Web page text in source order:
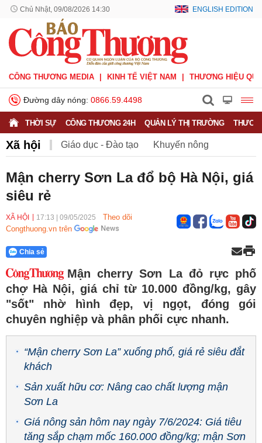
Chủ Nhật, 09/08/2026 14:30 ENGLISH EDITION
CÔNG THƯƠNG MEDIA KINH TẾ VIỆT NAM THƯƠNG HIỆU
Đường dây nóng: 0866.59.4498
THỜI SỰ CÔNG THƯƠNG 24H QUẢN LÝ THỊ TRƯỜNG
Xã hội Giáo dục - Đào tạo Khuyến nông
Nông nghiệp - nông thôn
Phát triển bền vững
Mận cherry Sơn La đổ bộ Hà Nội, giá
siêu rẻ
XÃ HỘI 17:13 09/05/2025
Theo dõi
Congthuong.vn trên
Chia sẻ
Mận cherry Sơn La đỏ rực phố
chợ Hà Nội, giá chỉ từ 10.000 đồng/kg, gây
"sốt" nhờ hình đẹp, vị ngọt, đóng gói
chuyên nghiệp và phân phối cực nhanh.
“Mận cherry Sơn La” xuống phố, giá rẻ siêu đắt
khách
Sản xuất hữu cơ: Nâng cao chất lượng mận
Sơn La
Giá nông sản hôm nay ngày 7/6/2024: Giá tiêu
tăng sắp chạm mốc 160.000 đồng/kg; mận Sơn